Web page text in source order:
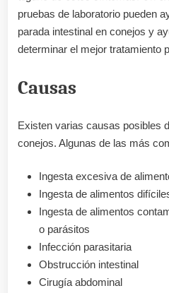
pruebas de laboratorio pueden
parada intestinal en conejos y
determinar el mejor tratamiento
Causas
Existen varias causas posibles
conejos. Algunas de las más
Ingesta excesiva de
Ingesta de alimentos
Ingesta de alimentos
o parásitos
Infección parasitaria
Obstrucción intestinal
Cirugía abdominal